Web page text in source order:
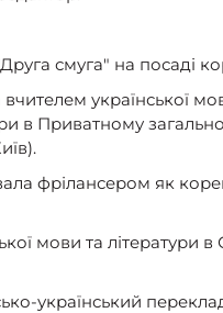
смуга" на посаді
української
в Приватному
фрілансером як
мови та літератури
український